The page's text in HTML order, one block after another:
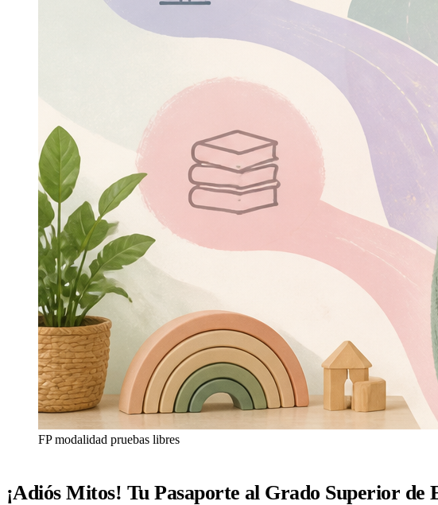
FP modalidad pruebas libres
¡Adiós Mitos! Tu Pasaporte al Grado Superior